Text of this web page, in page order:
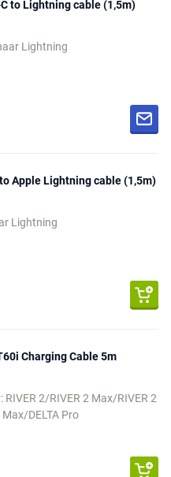
to Lightning cable (1,5m)
Lightning
Apple Lightning cable (1,5m)
Lightning
Charging Cable 5m
2/RIVER 2 Max/RIVER 2
Max/DELTA Pro